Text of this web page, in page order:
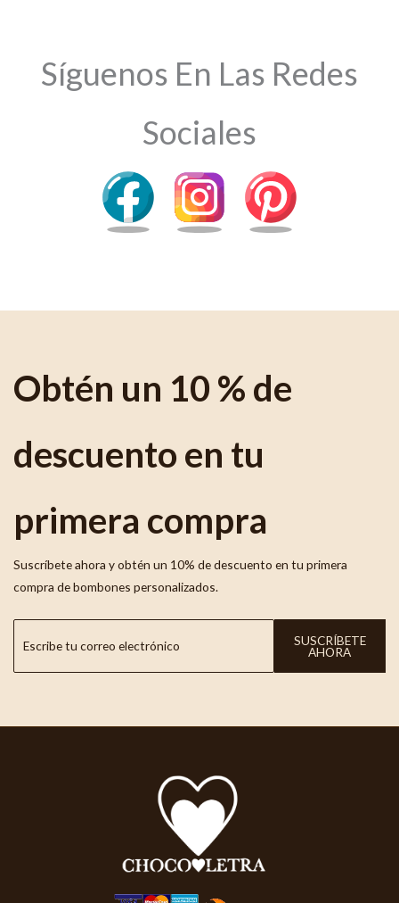
Síguenos En Las Redes
Sociales
Obtén un 10 % de
descuento en tu
primera compra
Suscríbete ahora y obtén un 10% de descuento en tu primera
compra de bombones personalizados.
SUSCRÍBETE
AHORA